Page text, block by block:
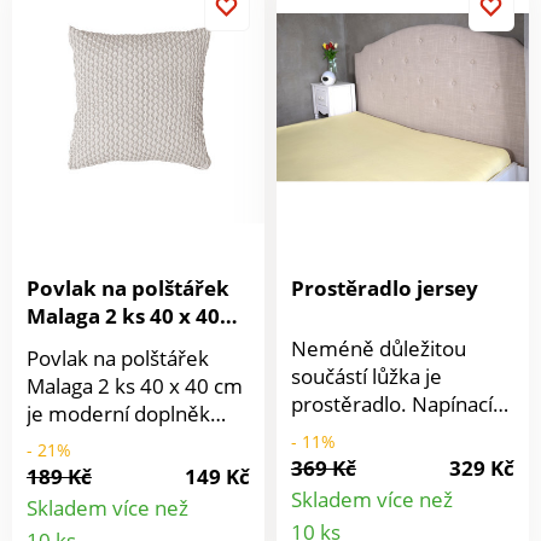
zdravotně nezávadných
materiálů. Vyrobeno v
ČR. Gramáž 400 g/m2.
Doporučené praní na
60 °C. Materiál: 100%
bavlna.
a domovu tím dávat
nový barevný odstín.
Orientační rozměry:
podsedák 38 x 38 cm,
opěradlo výška 50 cm,
šířka 38 cm. Materiál:
80% polyester a 20%
vzor. Snadná obměna
Vhodné pro mnoho
typů židlí Kvalitní a silný
materiál
Povlak na polštářek
Malaga 2 ks 40 x 40
Povlak na polštářek
Malaga 2 ks 40 x 40 cm
je moderní doplněk
každého domova. Je
pružný a velmi snadno
se přizpůsobí i větším
rozměrům polštáře.
- 21%
189 Kč
149 Kč
Skladem více než
Prostěradlo jersey
Neméně důležitou
součástí lůžka je
prostěradlo. Napínací
žerzejové prostěradlo z
naší nabídky splňuje
všechny požadavky na
komfort a příjemně
- 11%
369 Kč
329 Kč
Skladem více než
10 ks